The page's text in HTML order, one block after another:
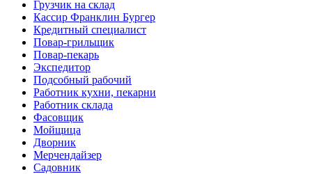
Грузчик на склад
Кассир Франклин Бургер
Кредитный специалист
Повар-грильщик
Повар-пекарь
Экспедитор
Подсобный рабочий
Работник кухни, пекарни
Работник склада
Фасовщик
Мойщица
Дворник
Мерчендайзер
Садовник